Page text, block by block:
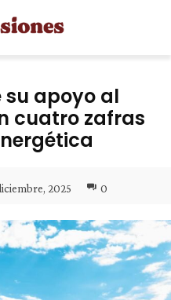
su apoyo al
cuatro zafras
2025 0